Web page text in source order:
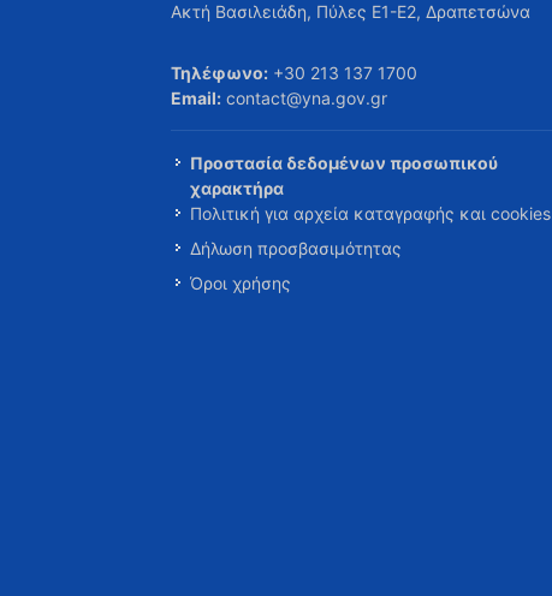
Ακτή Βασιλειάδη, Πύλες Ε1-Ε2, Δραπετσώνα
Τηλέφωνο: +30 213 137 1700
Email: contact@yna.gov.gr
Προστασία δεδομένων προσωπικού
χαρακτήρα
Πολιτική για αρχεία καταγραφής και cookies
Δήλωση προσβασιμότητας
Όροι χρήσης